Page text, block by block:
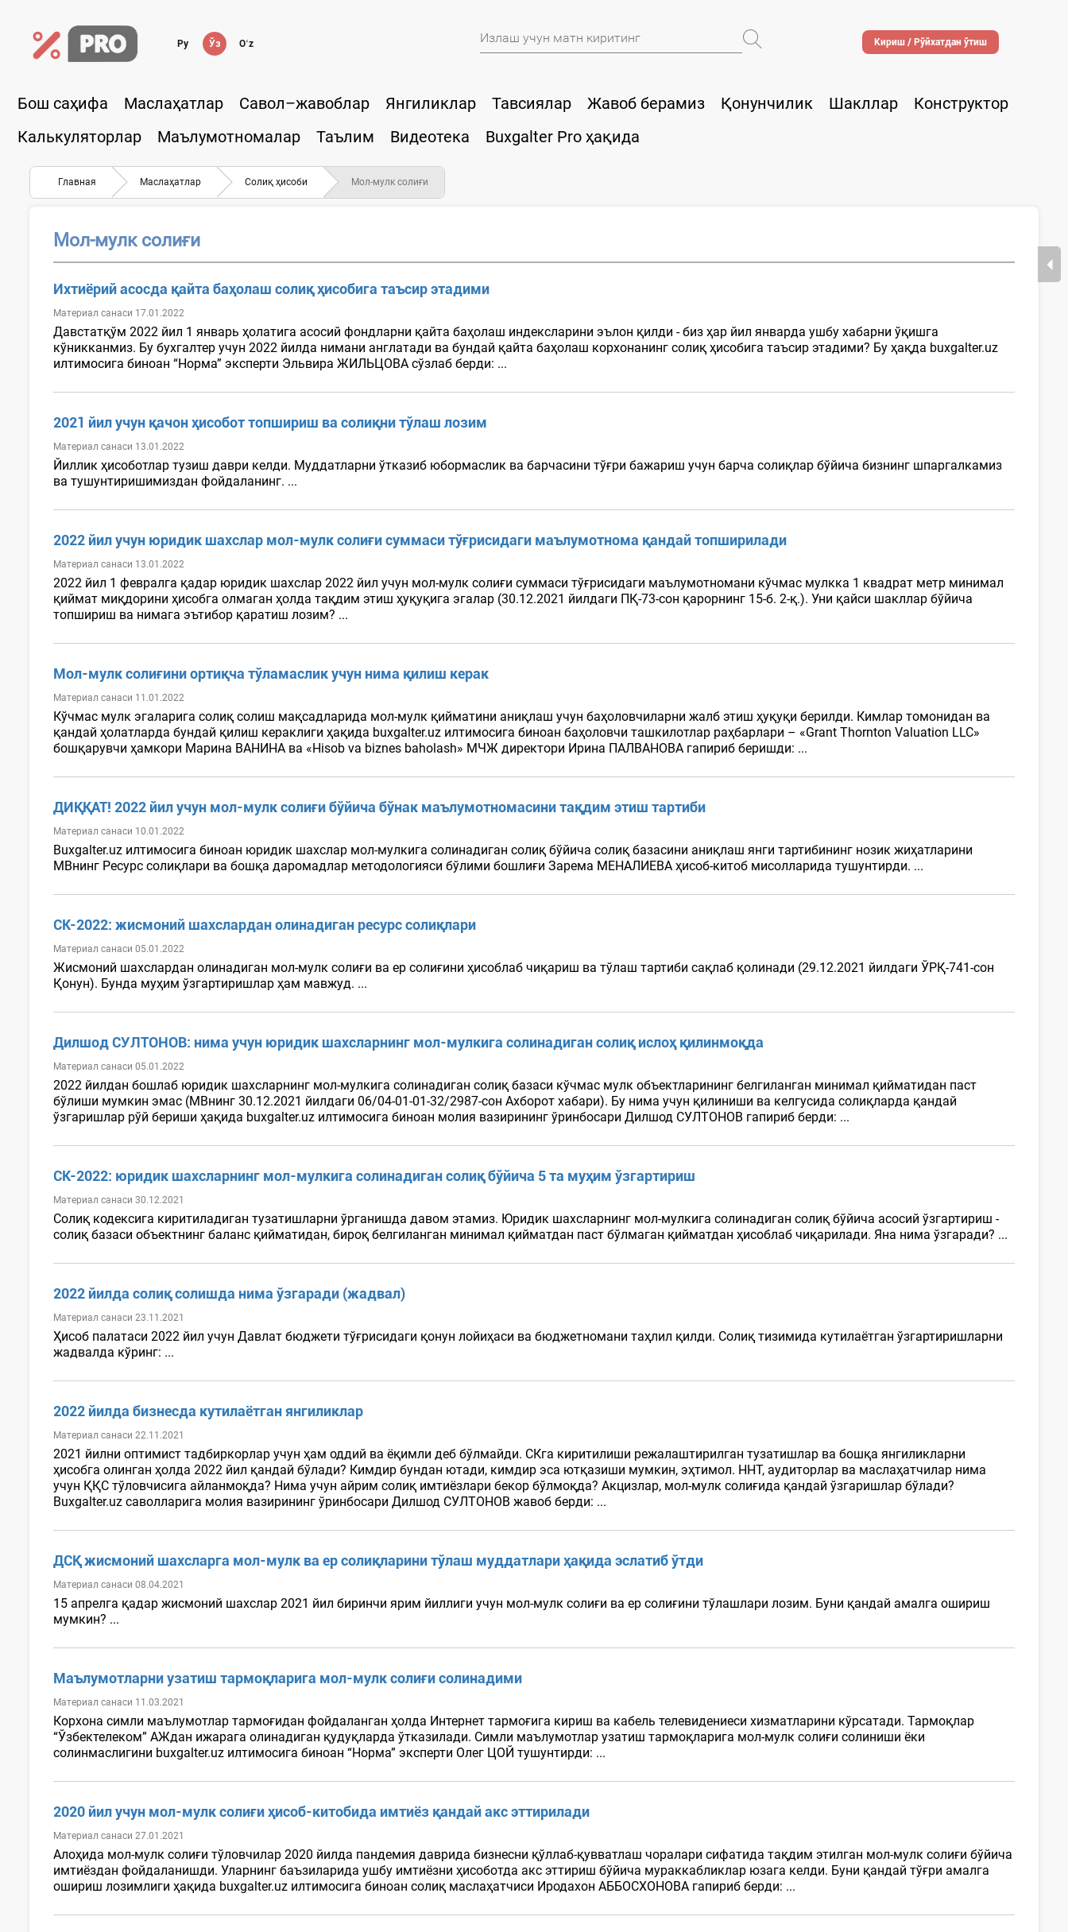
Ру Ўз Oʻz Кириш / Рўйхатдан ўтиш
Бош саҳифа Маслаҳатлар Савол–жавоблар Янгиликлар Тавсиялар Жавоб берамиз Қонунчилик Шакллар
Конструктор
Калькуляторлар
Маълумотномалар Таълим Видеотека Buxgalter Pro ҳақида
Главная Маслаҳатлар Солиқ ҳисоби Мол-мулк солиғи
Мол-мулк солиғи
Ихтиёрий асосда қайта баҳолаш солиқ ҳисобига таъсир этадими
Материал санаси 17.01.2022
Давстатқўм 2022 йил 1 январь ҳолатига асосий фондларни қайта баҳолаш индексларини эълон қилди - биз ҳар йил январда ушбу хабарни ўқишга
кўникканмиз. Бу бухгалтер учун 2022 йилда нимани англатади ва бундай қайта баҳолаш корхонанинг солиқ ҳисобига таъсир этадими? Бу ҳақда buxgalter.uz
илтимосига биноан “Норма” эксперти Эльвира ЖИЛЬЦОВА сўзлаб берди: ...
2021 йил учун қачон ҳисобот топшириш ва солиқни тўлаш лозим
Материал санаси 13.01.2022
Йиллик ҳисоботлар тузиш даври келди. Муддатларни ўтказиб юбормаслик ва барчасини тўғри бажариш учун барча солиқлар бўйича бизнинг шпаргалкамиз
ва тушунтиришимиздан фойдаланинг. ...
2022 йил учун юридик шахслар мол-мулк солиғи суммаси тўғрисидаги маълумотнома қандай топширилади
Материал санаси 13.01.2022
2022 йил 1 февралга қадар юридик шахслар 2022 йил учун мол-мулк солиғи суммаси тўғрисидаги маълумотномани кўчмас мулкка 1 квадрат метр минимал
қиймат миқдорини ҳисобга олмаган ҳолда тақдим этиш ҳуқуқига эгалар (30.12.2021 йилдаги ПҚ-73-сон қарорнинг 15-б. 2-қ.). Уни қайси шакллар бўйича
топшириш ва нимага эътибор қаратиш лозим? ...
Мол-мулк солиғини ортиқча тўламаслик учун нима қилиш керак
Материал санаси 11.01.2022
Кўчмас мулк эгаларига солиқ солиш мақсадларида мол-мулк қийматини аниқлаш учун баҳоловчиларни жалб этиш ҳуқуқи берилди. Кимлар томонидан ва
қандай ҳолатларда бундай қилиш кераклиги ҳақида buxgalter.uz илтимосига биноан баҳоловчи ташкилотлар раҳбарлари – «Grant Thornton Valuation LLC»
бошқарувчи ҳамкори Марина ВАНИНА ва «Hisob va biznes baholash» МЧЖ директори Ирина ПАЛВАНОВА гапириб беришди: ...
ДИҚҚАТ! 2022 йил учун мол-мулк солиғи бўйича бўнак маълумотномасини тақдим этиш тартиби
Материал санаси 10.01.2022
Buxgalter.uz илтимосига биноан юридик шахслар мол-мулкига солинадиган солиқ бўйича солиқ базасини аниқлаш янги тартибининг нозик жиҳатларини
МВнинг Ресурс солиқлари ва бошқа даромадлар методологияси бўлими бошлиғи Зарема МЕНАЛИЕВА ҳисоб-китоб мисолларида тушунтирди. ...
СК-2022: жисмоний шахслардан олинадиган ресурс солиқлари
Материал санаси 05.01.2022
Жисмоний шахслардан олинадиган мол-мулк солиғи ва ер солиғини ҳисоблаб чиқариш ва тўлаш тартиби сақлаб қолинади (29.12.2021 йилдаги ЎРҚ-741-сон
Қонун). Бунда муҳим ўзгартиришлар ҳам мавжуд. ...
Дилшод СУЛТОНОВ: нима учун юридик шахсларнинг мол-мулкига солинадиган солиқ ислоҳ қилинмоқда
Материал санаси 05.01.2022
2022 йилдан бошлаб юридик шахсларнинг мол-мулкига солинадиган солиқ базаси кўчмас мулк объектларининг белгиланган минимал қийматидан паст
бўлиши мумкин эмас (МВнинг 30.12.2021 йилдаги 06/04-01-01-32/2987-сон Ахборот хабари). Бу нима учун қилиниши ва келгусида солиқларда қандай
ўзгаришлар рўй бериши ҳақида buxgalter.uz илтимосига биноан молия вазирининг ўринбосари Дилшод СУЛТОНОВ гапириб берди: ...
СК-2022: юридик шахсларнинг мол-мулкига солинадиган солиқ бўйича 5 та муҳим ўзгартириш
Материал санаси 30.12.2021
Солиқ кодексига киритиладиган тузатишларни ўрганишда давом этамиз. Юридик шахсларнинг мол-мулкига солинадиган солиқ бўйича асосий ўзгартириш -
солиқ базаси объектнинг баланс қийматидан, бироқ белгиланган минимал қийматдан паст бўлмаган қийматдан ҳисоблаб чиқарилади. Яна нима ўзгаради? ...
2022 йилда солиқ солишда нима ўзгаради (жадвал)
Материал санаси 23.11.2021
Ҳисоб палатаси 2022 йил учун Давлат бюджети тўғрисидаги қонун лойиҳаси ва бюджетномани таҳлил қилди. Солиқ тизимида кутилаётган ўзгартиришларни
жадвалда кўринг: ...
2022 йилда бизнесда кутилаётган янгиликлар
Материал санаси 22.11.2021
2021 йилни оптимист тадбиркорлар учун ҳам оддий ва ёқимли деб бўлмайди. СКга киритилиши режалаштирилган тузатишлар ва бошқа янгиликларни
ҳисобга олинган ҳолда 2022 йил қандай бўлади? Кимдир бундан ютади, кимдир эса ютқазиши мумкин, эҳтимол. ННТ, аудиторлар ва маслаҳатчилар нима
учун ҚҚС тўловчисига айланмоқда? Нима учун айрим солиқ имтиёзлари бекор бўлмоқда? Акцизлар, мол-мулк солиғида қандай ўзгаришлар бўлади?
Buxgalter.uz саволларига молия вазирининг ўринбосари Дилшод СУЛТОНОВ жавоб берди: ...
ДСҚ жисмоний шахсларга мол-мулк ва ер солиқларини тўлаш муддатлари ҳақида эслатиб ўтди
Материал санаси 08.04.2021
15 апрелга қадар жисмоний шахслар 2021 йил биринчи ярим йиллиги учун мол-мулк солиғи ва ер солиғини тўлашлари лозим. Буни қандай амалга ошириш
мумкин? ...
Маълумотларни узатиш тармоқларига мол-мулк солиғи солинадими
Материал санаси 11.03.2021
Корхона симли маълумотлар тармоғидан фойдаланган ҳолда Интернет тармоғига кириш ва кабель телевидениеси хизматларини кўрсатади. Тармоқлар
“Ўзбектелеком” АЖдан ижарага олинадиган қудуқларда ўтказилади. Симли маълумотлар узатиш тармоқларига мол-мулк солиғи солиниши ёки
солинмаслигини buxgalter.uz илтимосига биноан “Норма” эксперти Олег ЦОЙ тушунтирди: ...
2020 йил учун мол-мулк солиғи ҳисоб-китобида имтиёз қандай акс эттирилади
Материал санаси 27.01.2021
Алоҳида мол-мулк солиғи тўловчилар 2020 йилда пандемия даврида бизнесни қўллаб-қувватлаш чоралари сифатида тақдим этилган мол-мулк солиғи бўйича
имтиёздан фойдаланишди. Уларнинг баъзиларида ушбу имтиёзни ҳисоботда акс эттириш бўйича мураккабликлар юзага келди. Буни қандай тўғри амалга
ошириш лозимлиги ҳақида buxgalter.uz илтимосига биноан солиқ маслаҳатчиси Иродахон АББОСХОНОВА гапириб берди: ...